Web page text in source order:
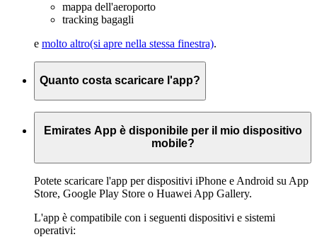
mappa dell'aeroporto
tracking bagagli
e molto altro(si apre nella stessa finestra).
Quanto costa scaricare l'app?
Il download dell'app è gratuito. Potete scaricare Emirates App
come una qualsiasi altra app, su App Store, Google Play Store
Emirates App è disponibile per il mio dispositivo
mobile?
Potete scaricare l'app per dispositivi iPhone e Android su App
Store, Google Play Store o Huawei App Gallery.
L'app è compatibile con i seguenti dispositivi e sistemi
operativi: